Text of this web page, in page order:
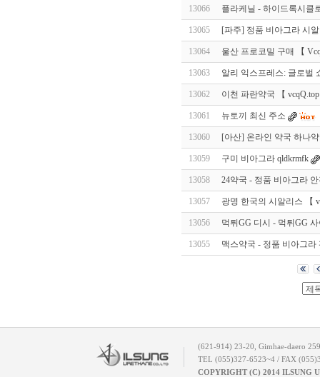
13066 플라케닐 - 하이드록시클
13065 [파주] 정품 비아그라 시
13064 울산 프로코밀 구매 【
13063 알리 익스프레스: 글로벌
13062 이천 파란약국 【
13061 뉴토끼 최신 주소
13060 [아산] 온라인 약국 하나
13059 구미 비아그라 qldkrmfk
13058 24약국 - 정품 비아그라
13057 광명 한국의 시알리스 【
13056 먹튀GG 디시 - 먹튀GG
13055 맥스약국 - 정품 비아그라
(621-914) 23-20, Gimhae-daero
TEL (055)327-6523~4 / FAX
COPYRIGHT (C) 2014 ILSUNG